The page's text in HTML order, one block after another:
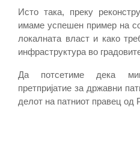
Исто така, преку
имаме успешен пример на
локалната власт и како
инфраструктура во
Да потсетиме дека
претпријатие за државни
делот на патниот правец од